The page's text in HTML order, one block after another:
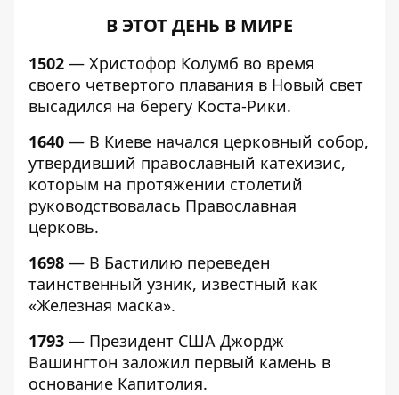
В ЭТОТ ДЕНЬ В МИРЕ
1502 — Христофор Колумб во время
своего четвертого плавания в Новый свет
высадился на берегу Коста-Рики.
1640 — В Киеве начался церковный собор,
утвердивший православный катехизис,
которым на протяжении столетий
руководствовалась Православная
церковь.
1698 — В Бастилию переведен
таинственный узник, известный как
«Железная маска».
1793 — Президент США Джордж
Вашингтон заложил первый камень в
основание Капитолия.